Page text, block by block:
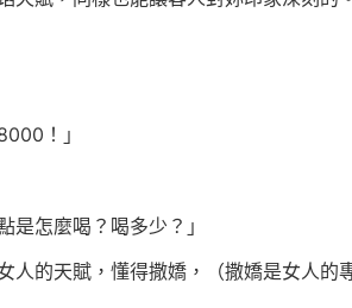
！」
怎麼喝？喝多少？」
的天賦，懂得撒嬌，（撒嬌是女人的